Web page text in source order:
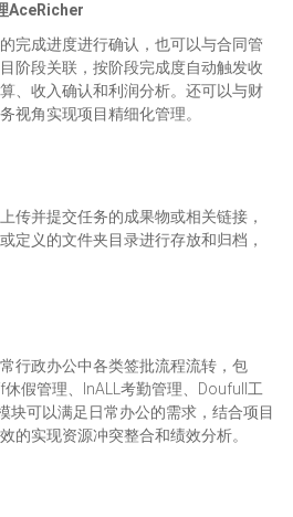
AceRicher
完成进度进行确认，也可以与合同管
阶段关联，按阶段完成度自动触发收
、收入确认和利润分析。还可以与财
视角实现项目精细化管理。
传并提交任务的成果物或相关链接，
定义的文件夹目录进行存放和归档，
行政办公中各类签批流程流转，包
假管理、InALL考勤管理、Doufull工
块可以满足日常办公的需求，结合项目
的实现资源冲突整合和绩效分析。